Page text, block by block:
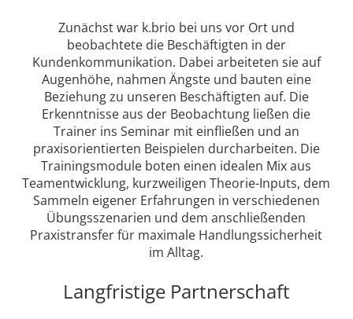
Zunächst war k.brio bei uns vor Ort und
beobachtete die Beschäftigten in der
Kundenkommunikation. Dabei arbeiteten sie auf
Augenhöhe, nahmen Ängste und bauten eine
Beziehung zu unseren Beschäftigten auf. Die
Erkenntnisse aus der Beobachtung ließen die
Trainer ins Seminar mit einfließen und an
praxisorientierten Beispielen durcharbeiten. Die
Trainingsmodule boten einen idealen Mix aus
Teamentwicklung, kurzweiligen Theorie-Inputs, dem
Sammeln eigener Erfahrungen in verschiedenen
Übungsszenarien und dem anschließenden
Praxistransfer für maximale Handlungssicherheit
im Alltag.
Langfristige Partnerschaft